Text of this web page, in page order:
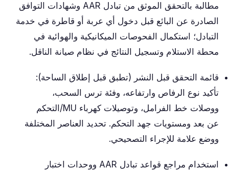
مطالبة بالتحقق الموثق من تبادل AAR وشهادات التوافق
الصادرة عن البائع قبل دخول أي عربة أو قاطرة في خدمة
التبادل؛ استكمال الفحوصات الميكانيكية والهوائية في
محطة الاستلام وتسجيل النتائج في نظام صيانة الناقل.
قائمة التحقق قبل النشر (تطبق قبل إطلاق الساحة):
تأكيد نوع الرفاص وارتفاعه، وفئة ترس السحب،
ووصلات خط الفرامل، وتوصيلات كهرباء MU/التحكم
عن بعد ومستويات جهد التحكم. تحديد العناصر المختلفة
ووضع علامة للإجراء التصحيحي.
استخدام مراجع قواعد تبادل AAR ووحدات اختبار